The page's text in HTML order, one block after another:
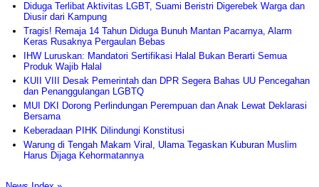
Diduga Terlibat Aktivitas LGBT, Suami Beristri Digerebek Warga dan
Diusir dari Kampung
Tragis! Remaja 14 Tahun Diduga Bunuh Mantan Pacarnya, Alarm
Keras Rusaknya Pergaulan Bebas
IHW Luruskan: Mandatori Sertifikasi Halal Bukan Berarti Semua
Produk Wajib Halal
KUII VIII Desak Pemerintah dan DPR Segera Bahas UU Pencegahan
dan Penanggulangan LGBTQ
MUI DKI Dorong Perlindungan Perempuan dan Anak Lewat Deklarasi
Bersama
Keberadaan PIHK Dilindungi Konstitusi
Warung di Tengah Makam Viral, Ulama Tegaskan Kuburan Muslim
Harus Dijaga Kehormatannya